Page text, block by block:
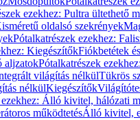
ezekhez: Pultra ültethető
oldalsó szekrények
Pótalkatrészek ezekhez:
KiegészítőkFiókbetétek
aljzatokPótalkatrészek
világítás nélkülTükrös
nélkülKiegészítők
ezekhez: Álló kivitel, hálózati
működtetésÁlló kivitel,